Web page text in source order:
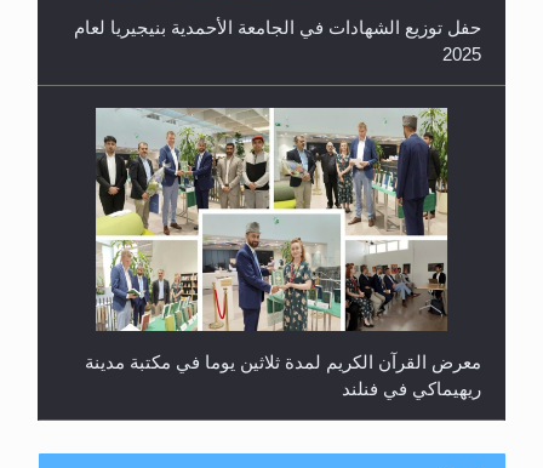
حفل توزيع الشهادات في الجامعة الأحمدية بنيجيريا لعام
2025
معرض القرآن الكريم لمدة ثلاثين يوما في مكتبة مدينة
ريهيماكي في فنلند